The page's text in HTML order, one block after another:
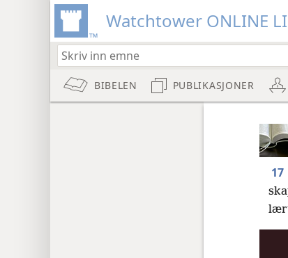
Watchtower ONLINE
BIBELEN PUBLIKASJONER
17